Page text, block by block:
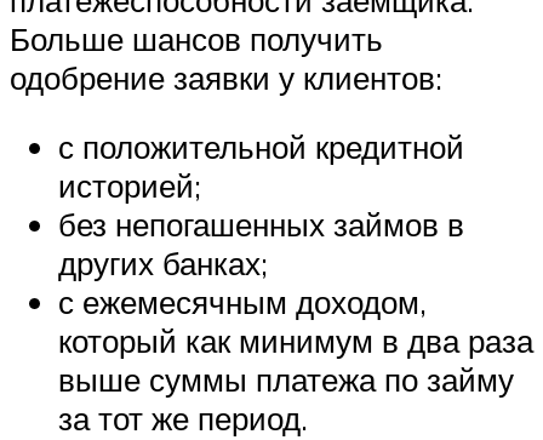
Больше шансов получить
одобрение заявки у клиентов:
с положительной кредитной
историей;
без непогашенных займов в
других банках;
с ежемесячным доходом,
который как минимум в два раза
выше суммы платежа по займу
за тот же период.